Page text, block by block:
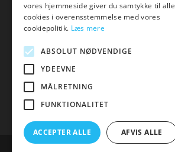
Malawigruppen
Mail:hej@malawigruppen.dk
vores hjemmeside giver du samtykke til alle
cookies i overensstemmelse med vores
cookiepolitik. Læs mere
ABSOLUT NØDVENDIGE
YDEEVNE
MÅLRETNING
FUNKTIONALITET
ACCEPTER ALLE AFVIS ALLE